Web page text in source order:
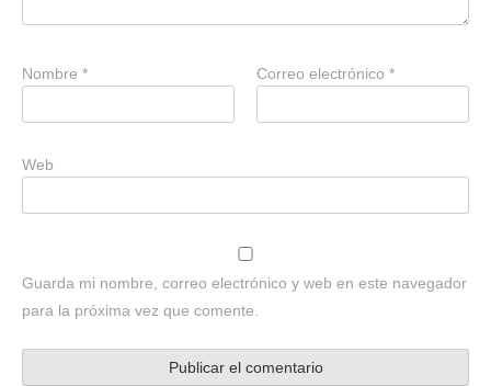
Nombre * Correo electrónico*
Web
Guarda mi nombre, correo electrónico y web en este navegador
para la próxima vez que comente.